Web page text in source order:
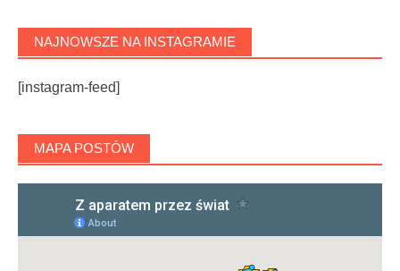
NAJNOWSZE NA INSTAGRAMIE
[instagram-feed]
MAPA POSTÓW